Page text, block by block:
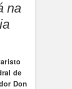
na
de
Don